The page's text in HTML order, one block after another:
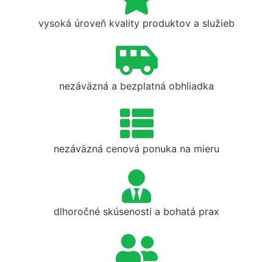
vysoká úroveň kvality produktov a služieb
nezáväzná a bezplatná obhliadka
nezáväzná cenová ponuka na mieru
dlhoročné skúsenosti a bohatá prax